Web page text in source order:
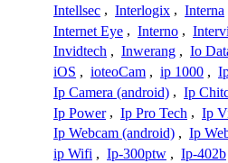
Intellsec , Interlogix , Interna
Internet Eye , Interno ,
Invidtech , Inwerang , Io
iOS , ioteoCam , ip 1000 ,
Ip Camera (android) , Ip
Ip Power , Ip Pro Tech , Ip
Ip Webcam (android) , Ip
ip Wifi , Ip-300ptw , Ip-402b